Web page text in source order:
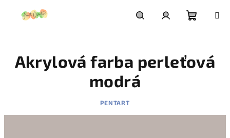
košík
Akrylová farba perleťová
modrá
PENTART